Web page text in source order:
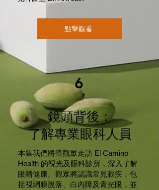
點擊觀看
6
鏡頭背後：
了解專業眼科人員
本集我們將帶觀眾走訪 El Camino
Health 的視光及眼科診所，深入了解
眼睛健康。觀眾將認識常見眼疾，包
括視網膜脫落、白內障及青光眼，並